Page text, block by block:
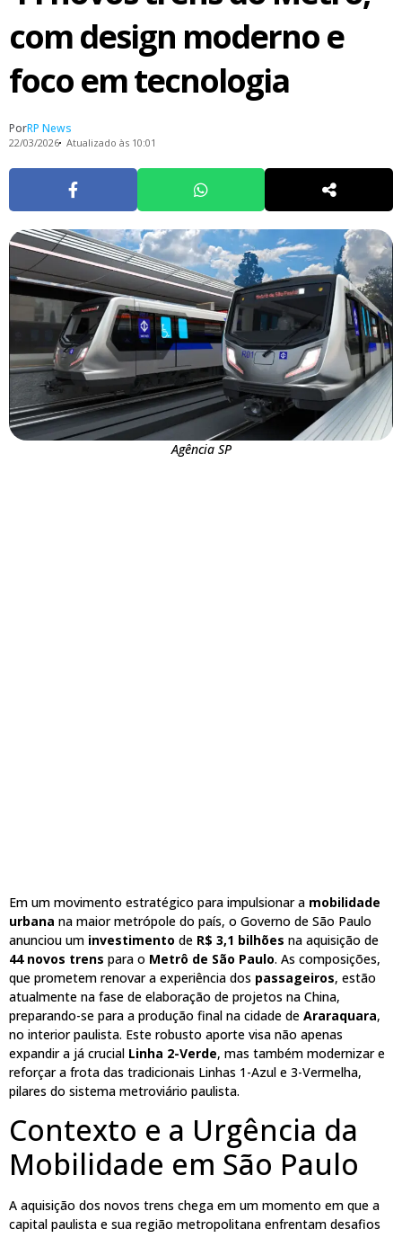
com design moderno e
foco em tecnologia
PorRP News
22/03/2026 Atualizado às 10:01
Agência SP
Em um movimento estratégico para impulsionar a mobilidade
urbana na maior metrópole do país, o Governo de São Paulo
anunciou um investimento de R$ 3,1 bilhões na aquisição de
44 novos trens para o Metrô de São Paulo. As composições,
que prometem renovar a experiência dos passageiros, estão
atualmente na fase de elaboração de projetos na China,
preparando-se para a produção final na cidade de Araraquara,
no interior paulista. Este robusto aporte visa não apenas
expandir a já crucial Linha 2-Verde, mas também modernizar e
reforçar a frota das tradicionais Linhas 1-Azul e 3-Vermelha,
pilares do sistema metroviário paulista.
Contexto e a Urgência da
Mobilidade em São Paulo
A aquisição dos novos trens chega em um momento em que a
capital paulista e sua região metropolitana enfrentam desafios